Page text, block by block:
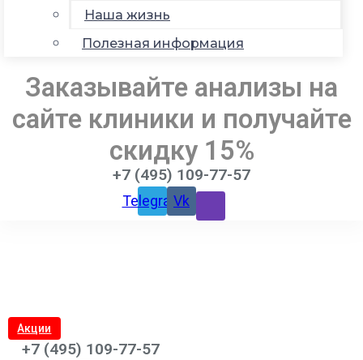
Наша жизнь
Полезная информация
Заказывайте анализы на
сайте клиники и получайте
скидку 15%
+7 (495) 109-77-57
TelegramVk
Акции
+7 (495) 109-77-57